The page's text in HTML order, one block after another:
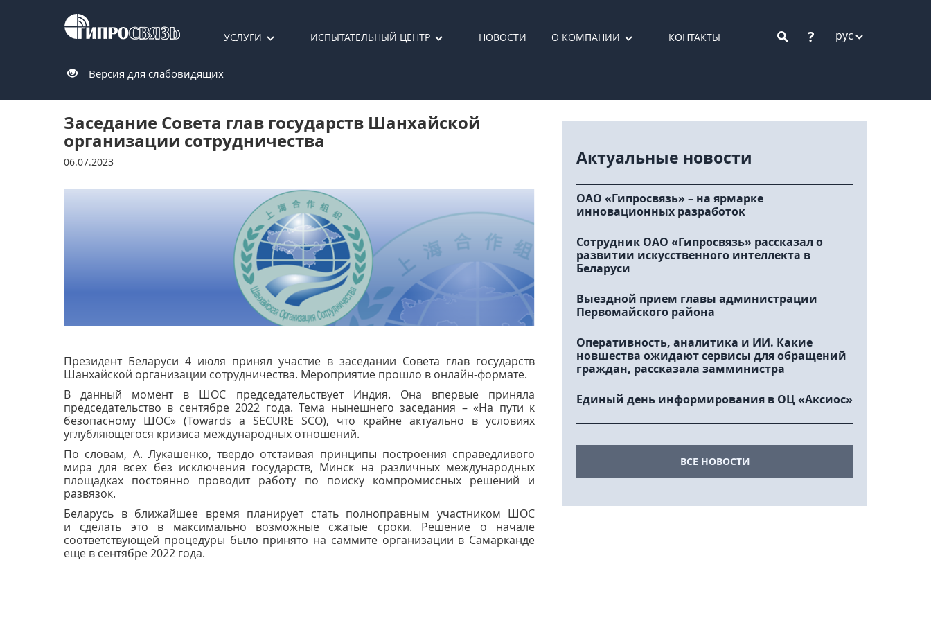
УСЛУГИ ИСПЫТАТЕЛЬНЫЙ ЦЕНТР НОВОСТИ О КОМПАНИИ КОНТАКТЫ ? рус
Версия для слабовидящих
Заседание Совета глав государств Шанхайской
организации сотрудничества
06.07.2023
Президент Беларуси 4 июля принял участие в заседании Совета глав государств
Шанхайской организации сотрудничества. Мероприятие прошло в онлайн-формате.
В данный момент в ШОС председательствует Индия. Она впервые приняла
председательство в сентябре 2022 года. Тема нынешнего заседания – «На пути к
безопасному ШОС» (Towards a SECURE SCO), что крайне актуально в условиях
углубляющегося кризиса международных отношений.
По словам, А. Лукашенко, твердо отстаивая принципы построения справедливого
мира для всех без исключения государств, Минск на различных международных
площадках постоянно проводит работу по поиску компромиссных решений и
развязок.
Беларусь в ближайшее время планирует стать полноправным участником ШОС
и сделать это в максимально возможные сжатые сроки. Решение о начале
соответствующей процедуры было принято на саммите организации в Самарканде
еще в сентябре 2022 года.
Актуальные новости
ОАО «Гипросвязь» – на ярмарке
инновационных разработок
Сотрудник ОАО «Гипросвязь» рассказал о
развитии искусственного интеллекта в
Беларуси
Выездной прием главы администрации
Первомайского района
Оперативность, аналитика и ИИ. Какие
новшества ожидают сервисы для обращений
граждан, рассказала замминистра
Единый день информирования в ОЦ «Аксиос»
ВСЕ НОВОСТИ